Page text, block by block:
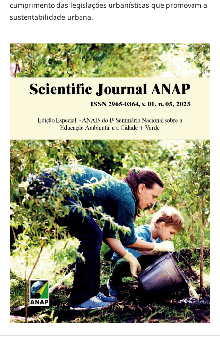
cumprimento das legislações urbanísticas que promovam a
sustentabilidade urbana.